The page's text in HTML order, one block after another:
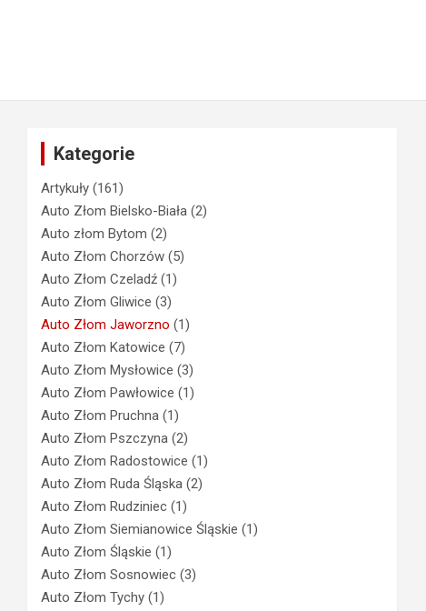
Kategorie
Artykuły (161)
Auto Złom Bielsko-Biała (2)
Auto złom Bytom (2)
Auto Złom Chorzów (5)
Auto Złom Czeladź (1)
Auto Złom Gliwice (3)
Auto Złom Jaworzno (1)
Auto Złom Katowice (7)
Auto Złom Mysłowice (3)
Auto Złom Pawłowice (1)
Auto Złom Pruchna (1)
Auto Złom Pszczyna (2)
Auto Złom Radostowice (1)
Auto Złom Ruda Śląska (2)
Auto Złom Rudziniec (1)
Auto Złom Siemianowice Śląskie (1)
Auto Złom Śląskie (1)
Auto Złom Sosnowiec (3)
Auto Złom Tychy (1)